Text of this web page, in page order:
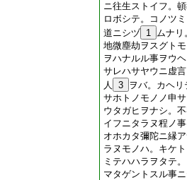
ニ往生ストイフ。
ロボシテ。コノツ
道ニシヅ 1 ムナリ
地微塵劫ヲスグト
ヲハナルル事ヲウ
サレハサヤウニ虚
人
3 ヲバ。カヘ
サホトノモノノ申
ウタガヒヲナシ。
イフニタラヌ程ノ
オホカタ彌陀ニ縁
ラヌモノハ。キケ
ミテハハラヲタテ
マタゲントスル事